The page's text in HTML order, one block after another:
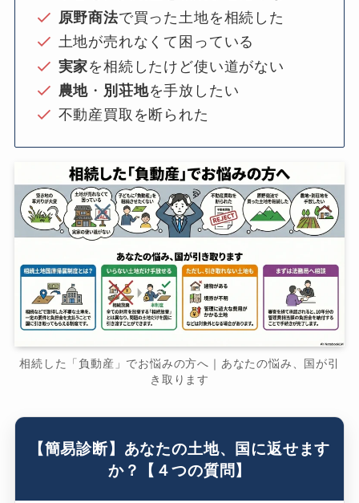
原野商法で買った土地を相続した
土地が売れなくて困っている
実家を相続したけど使い道がない
農地 ・ 別荘地を手放したい
不動産買取を断られた
相続した「負動産」でお悩みの方へ｜あなたの悩み、国が引
き取ります
【簡易診断】あなたの土地、国に返せます
か？【４つの質問】